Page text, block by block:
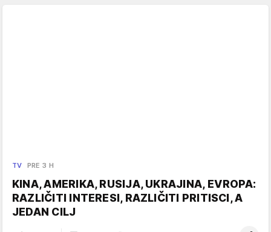
TV PRE 3 H
KINA, AMERIKA, RUSIJA, UKRAJINA, EVROPA:
RAZLIČITI INTERESI, RAZLIČITI PRITISCI, A
JEDAN CILJ